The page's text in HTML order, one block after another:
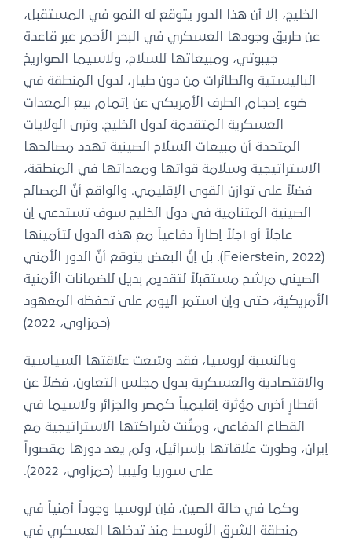
الخليج، إلا أن هذا الدور يتوقع له النمو في المستقبل،
عن طريق وجودها العسكري في البحر الأحمر عبر قاعدة
جيبوتي، ومبيعاتها للسلاح، ولاسيما الصواريخ
الباليستية والطائرات من دون طيار، لدول المنطقة في
ضوء إحجام الطرف الأمريكي عن إتمام بيع المعدات
العسكرية المتقدمة لدول الخليج. وترى الولايات
المتحدة أن مبيعات السلاح الصينية تهدد مصالحها
الاستراتيجية وسلامة قواتها ومعداتها في المنطقة،
فضلاً على توازن القوى الإقليمي. والواقع أنّ المصالح
الصينية المتنامية في دول الخليج سوف تستدعي إن
عاجلاً أو آجلاً إطاراً دفاعياً مع هذه الدول لتأمينها
(Feierstein, 2022). بل إنّ البعض يتوقع أنّ الدور الأمني
الصيني مرشح مستقبلاً لتقديم بديل للضمانات الأمنية
الأمريكية، حتى وإن استمر اليوم على تحفظه المعهود
(حمزاوي، 2022)
وبالنسبة لروسيا، فقد وسّعت علاقتها السياسية
والاقتصادية والعسكرية بدول مجلس التعاون، فضلاً عن
أقطارٍ أخرى مؤثرة إقليمياً كمصر والجزائر ولاسيما في
القطاع الدفاعي، ومتّنت شراكتها الاستراتيجية مع
إيران، وطورت علاقاتها بإسرائيل، ولم يعد دورها مقصوراً
على سوريا وليبيا (حمزاوي، 2022).
وكما في حالة الصين، فإن لروسيا وجوداً أمنياً في
منطقة الشرق الأوسط منذ تدخلها العسكري في